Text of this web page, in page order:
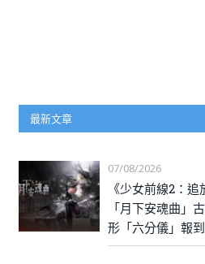
最新文章
07/08/2026
《少女前線2：
「月下安魂曲」
形「六分儀」報到